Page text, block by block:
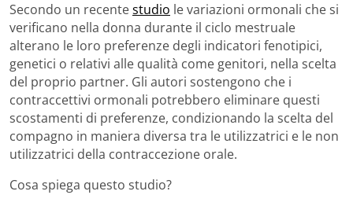
Secondo un recentestudio le variazioni ormonali che si
verificano nella donna durante il ciclo mestruale
alterano le loro preferenze degli indicatori fenotipici,
genetici o relativi alle qualità come genitori, nella scelta
del proprio partner. Gli autori sostengono che i
contraccettivi ormonali potrebbero eliminare questi
scostamenti di preferenze, condizionando la scelta del
compagno in maniera diversa tra le utilizzatrici e le non
utilizzatrici della contraccezione orale.
Cosa spiega questo studio?